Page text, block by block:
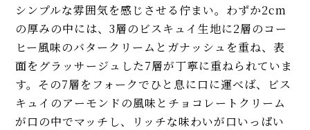
シンプルな雰囲気を感じさせる佇まい。わずか2cm
の厚みの中には、3層のビスキュイ生地に2層のコー
ヒー風味のバタークリームとガナッシュを重ね、表
面をグラッサージュした7層が丁寧に重ねられていま
す。その7層をフォークでひと息に口に運べば、ビス
キュイのアーモンドの風味とチョコレートクリーム
が口の中でマッチし、リッチな味わいが口いっぱい